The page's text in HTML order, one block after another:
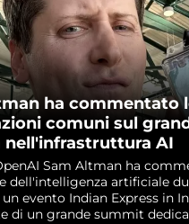
ha commentato
comuni sul
nell'infrastruttura AI
Sam Altman ha
dell'intelligenza artificiale
evento Indian Express in
di un grande summit